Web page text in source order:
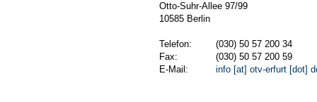
Otto-Suhr-Allee 97/99
10585 Berlin
Telefon:
(030) 50 57 200 34
Fax:
(030) 50 57 200 59
E-Mail:
info [at] otv-erfurt [dot]